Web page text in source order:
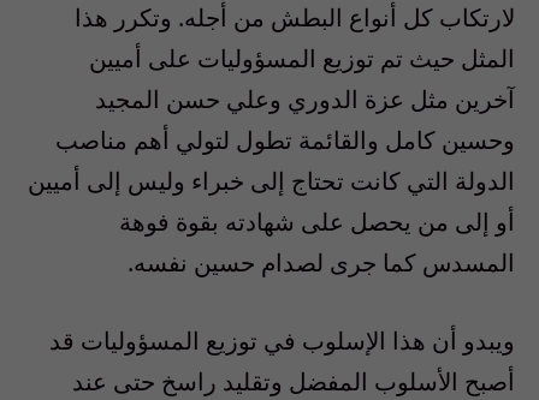
لارتكاب كل أنواع البطش من أجله. وتكرر هذا
المثل حيث تم توزيع المسؤوليات على أميين
آخرين مثل عزة الدوري وعلي حسن المجيد
وحسين كامل والقائمة تطول لتولي أهم مناصب
الدولة التي كانت تحتاج إلى خبراء وليس إلى أميين
أو إلى من يحصل على شهادته بقوة فوهة
المسدس كما جرى لصدام حسين نفسه.
ويبدو أن هذا الإسلوب في توزيع المسؤوليات قد
أصبح الأسلوب المفضل وتقليد راسخ حتى عند